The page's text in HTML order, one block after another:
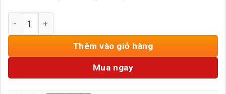
Đèn Thả Trần Phòng Thờ Gỗ HD-ODG43 số lượng
Thêm vào giỏ hàng
Mua ngay